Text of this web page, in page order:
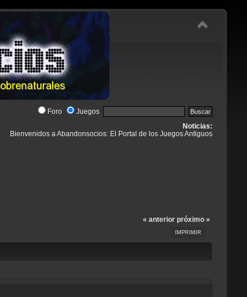
Foro Juegos
Noticias:
Bienvenidos a Abandonsocios: El Portal de los Juegos Antiguos
« anterior próximo »
IMPRIMIR